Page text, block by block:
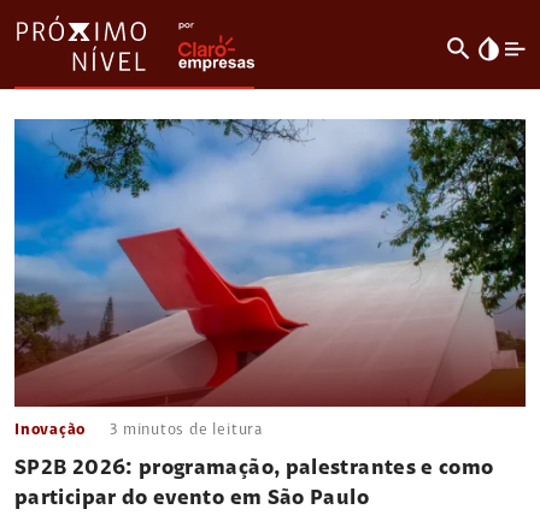
search invert_colors
Inovação 3 minutos de leitura
SP2B 2026: programação, palestrantes e como
participar do evento em São Paulo